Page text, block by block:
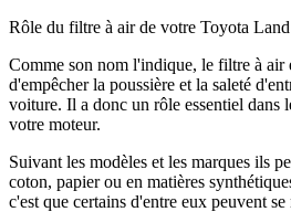
Rôle du filtre à air de votre Toyota Land
Comme son nom l'indique, le filtre à air
d'empêcher la poussière et la saleté
voiture. Il a donc un rôle essentiel dans
votre moteur.
Suivant les modèles et les marques ils
coton, papier ou en matières
c'est que certains d'entre eux peuvent